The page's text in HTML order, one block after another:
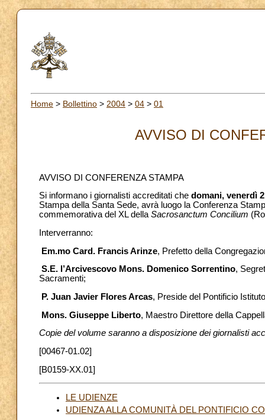
Home > Bollettino > 2004 > 04 > 01
AVVISO DI
AVVISO DI CONFERENZA STAMPA
Si informano i giornalisti accreditati che domani, venerdì
Stampa della Santa Sede, avrà luogo la Conferenza
commemorativa del XL dellaSacrosanctum Concilium
Interverranno:
Em.mo Card. Francis Arinze, Prefetto della
S.E. l’Arcivescovo Mons. Domenico Sorrentino,
Sacramenti;
P. Juan Javier Flores Arcas, Preside del Pontificio
Mons. Giuseppe Liberto, Maestro Direttore della
Copie del volume saranno a disposizione dei giornalisti
[00467-01.02]
[B0159-XX.01]
LE UDIENZE
UDIENZA ALLA COMUNITÀ DEL PONTIFICIO